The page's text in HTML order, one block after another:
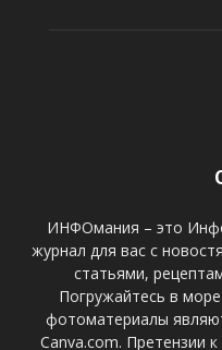
ИНФОмания – это
журнал для вас с
статьями,
Погружайтесь в
фотоматериалы
Canva.com. Претензии